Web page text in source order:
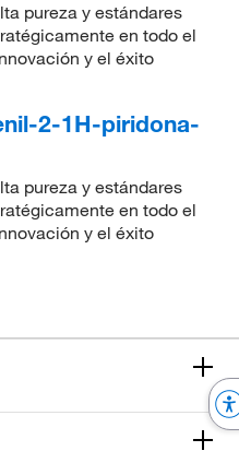
pureza y estándares
en todo el
y el éxito
2-1H-piridona-
pureza y estándares
en todo el
y el éxito